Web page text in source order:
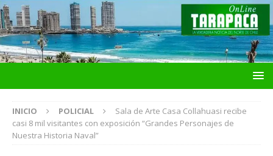
INICIO POLICIAL
Sala de Arte Casa Collahuasi recibe
casi 8 mil visitantes con exposición “Grandes Personajes de
Nuestra Historia Naval”